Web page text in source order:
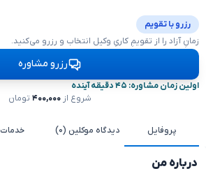
رزرو با تقویم
زمانِ آزاد را از تقویمِ کاریِ وکیل انتخاب و رزرو می‌کنید.
رزرو مشاوره
اولین زمان مشاوره: ۴۵ دقیقه آینده
شروع از۴۰۰,۰۰۰ تومان
پروفایل دیدگاه موکلین (۰) خدمات
درباره من